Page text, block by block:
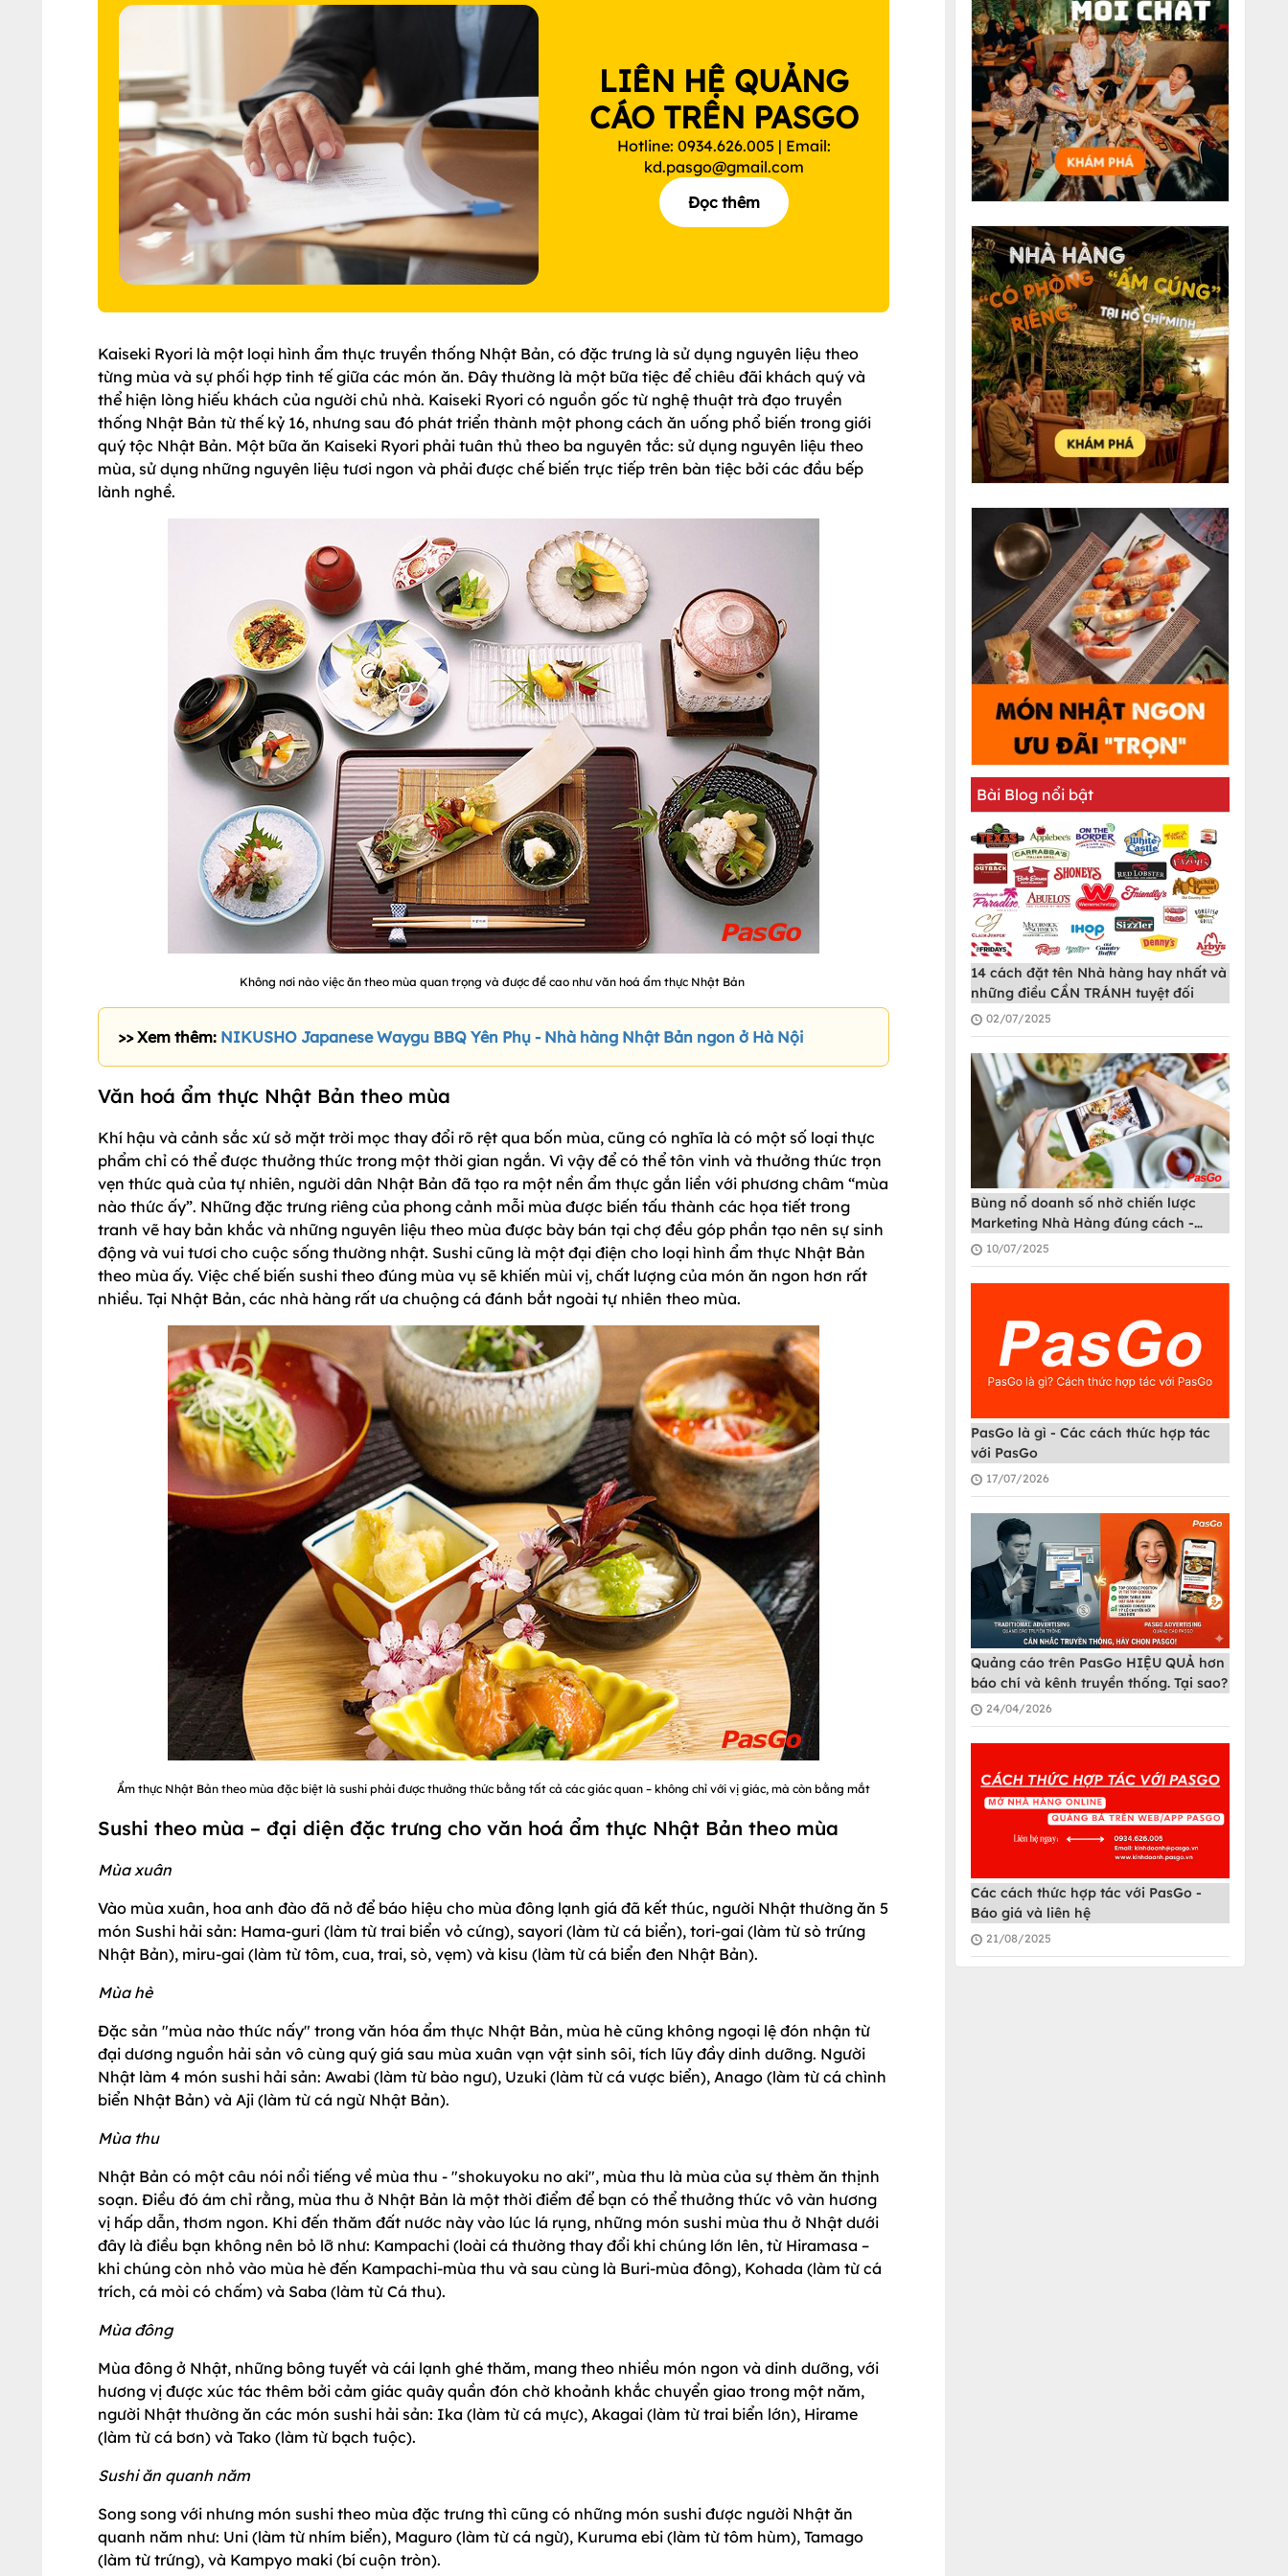
LIÊN HỆ QUẢNG
CÁO TRÊN PASGO
Hotline: 0934.626.005 | Email:
kd.pasgo@gmail.com
Đọc thêm
Kaiseki Ryori là một loại hình ẩm thực truyền thống Nhật Bản, có đặc trưng là sử dụng nguyên liệu theo
từng mùa và sự phối hợp tinh tế giữa các món ăn. Đây thường là một bữa tiệc để chiêu đãi khách quý và
thể hiện lòng hiếu khách của người chủ nhà. Kaiseki Ryori có nguồn gốc từ nghệ thuật trà đạo truyền
thống Nhật Bản từ thế kỷ 16, nhưng sau đó phát triển thành một phong cách ăn uống phổ biến trong giới
quý tộc Nhật Bản. Một bữa ăn Kaiseki Ryori phải tuân thủ theo ba nguyên tắc: sử dụng nguyên liệu theo
mùa, sử dụng những nguyên liệu tươi ngon và phải được chế biến trực tiếp trên bàn tiệc bởi các đầu bếp
lành nghề.
Không nơi nào việc ăn theo mùa quan trọng và được đề cao như văn hoá ẩm thực Nhật Bản
>> Xem thêm: NIKUSHO Japanese Waygu BBQ Yên Phụ - Nhà hàng Nhật Bản ngon ở Hà Nội
Văn hoá ẩm thực Nhật Bản theo mùa
Khí hậu và cảnh sắc xứ sở mặt trời mọc thay đổi rõ rệt qua bốn mùa, cũng có nghĩa là có một số loại thực
phẩm chỉ có thể được thưởng thức trong một thời gian ngắn. Vì vậy để có thể tôn vinh và thưởng thức trọn
vẹn thức quà của tự nhiên, người dân Nhật Bản đã tạo ra một nền ẩm thực gắn liền với phương châm “mùa
nào thức ấy”. Những đặc trưng riêng của phong cảnh mỗi mùa được biến tấu thành các họa tiết trong
tranh vẽ hay bản khắc và những nguyên liệu theo mùa được bày bán tại chợ đều góp phần tạo nên sự sinh
động và vui tươi cho cuộc sống thường nhật. Sushi cũng là một đại điện cho loại hình ẩm thực Nhật Bản
theo mùa ấy. Việc chế biến sushi theo đúng mùa vụ sẽ khiến mùi vị, chất lượng của món ăn ngon hơn rất
nhiều. Tại Nhật Bản, các nhà hàng rất ưa chuộng cá đánh bắt ngoài tự nhiên theo mùa.
Ẩm thực Nhật Bản theo mùa đặc biệt là sushi phải được thưởng thức bằng tất cả các giác quan – không chỉ với vị giác, mà còn bằng mắt
Sushi theo mùa – đại diện đặc trưng cho văn hoá ẩm thực Nhật Bản theo mùa
Mùa xuân
Vào mùa xuân, hoa anh đào đã nở để báo hiệu cho mùa đông lạnh giá đã kết thúc, người Nhật thường ăn 5
món Sushi hải sản: Hama-guri (làm từ trai biển vỏ cứng), sayori (làm từ cá biển), tori-gai (làm từ sò trứng
Nhật Bản), miru-gai (làm từ tôm, cua, trai, sò, vẹm) và kisu (làm từ cá biển đen Nhật Bản).
Mùa hè
Đặc sản "mùa nào thức nấy" trong văn hóa ẩm thực Nhật Bản, mùa hè cũng không ngoại lệ đón nhận từ
đại dương nguồn hải sản vô cùng quý giá sau mùa xuân vạn vật sinh sôi, tích lũy đầy dinh dưỡng. Người
Nhật làm 4 món sushi hải sản: Awabi (làm từ bào ngư), Uzuki (làm từ cá vược biển), Anago (làm từ cá chình
biển Nhật Bản) và Aji (làm từ cá ngừ Nhật Bản).
Mùa thu
Nhật Bản có một câu nói nổi tiếng về mùa thu - "shokuyoku no aki", mùa thu là mùa của sự thèm ăn thịnh
soạn. Điều đó ám chỉ rằng, mùa thu ở Nhật Bản là một thời điểm để bạn có thể thưởng thức vô vàn hương
vị hấp dẫn, thơm ngon. Khi đến thăm đất nước này vào lúc lá rụng, những món sushi mùa thu ở Nhật dưới
đây là điều bạn không nên bỏ lỡ như: Kampachi (loài cá thường thay đổi khi chúng lớn lên, từ Hiramasa –
khi chúng còn nhỏ vào mùa hè đến Kampachi-mùa thu và sau cùng là Buri-mùa đông), Kohada (làm từ cá
trích, cá mòi có chấm) và Saba (làm từ Cá thu).
Mùa đông
Mùa đông ở Nhật, những bông tuyết và cái lạnh ghé thăm, mang theo nhiều món ngon và dinh dưỡng, với
hương vị được xúc tác thêm bởi cảm giác quây quần đón chờ khoảnh khắc chuyển giao trong một năm,
người Nhật thường ăn các món sushi hải sản: Ika (làm từ cá mực), Akagai (làm từ trai biển lớn), Hirame
(làm từ cá bơn) và Tako (làm từ bạch tuộc).
Sushi ăn quanh năm
Song song với nhưng món sushi theo mùa đặc trưng thì cũng có những món sushi được người Nhật ăn
quanh năm như: Uni (làm từ nhím biển), Maguro (làm từ cá ngừ), Kuruma ebi (làm từ tôm hùm), Tamago
(làm từ trứng), và Kampyo maki (bí cuộn tròn).
Bài Blog nổi bật
14 cách đặt tên Nhà hàng hay nhất và
những điều CẦN TRÁNH tuyệt đối
02/07/2025
Bùng nổ doanh số nhờ chiến lược
Marketing Nhà Hàng đúng cách -
PasGo
10/07/2025
PasGo là gì - Các cách thức hợp tác
với PasGo
17/07/2026
Quảng cáo trên PasGo HIỆU QUẢ hơn
báo chí và kênh truyền thống. Tại sao?
24/04/2026
Các cách thức hợp tác với PasGo -
Báo giá và liên hệ
21/08/2025